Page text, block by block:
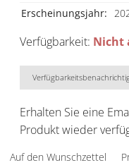
Erscheinungsjahr:
Verfügbarkeit: Nicht
Erhalten Sie eine
Produkt wieder
Auf den Wunschzettel